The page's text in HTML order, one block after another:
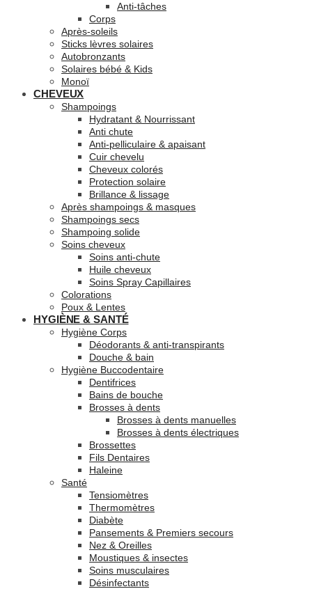
Anti-tâches
Corps
Après-soleils
Sticks lèvres solaires
Autobronzants
Solaires bébé & Kids
Monoï
CHEVEUX
Shampoings
Hydratant & Nourrissant
Anti chute
Anti-pelliculaire & apaisant
Cuir chevelu
Cheveux colorés
Protection solaire
Brillance & lissage
Après shampoings & masques
Shampoings secs
Shampoing solide
Soins cheveux
Soins anti-chute
Huile cheveux
Soins Spray Capillaires
Colorations
Poux & Lentes
HYGIÈNE & SANTÉ
Hygiène Corps
Déodorants & anti-transpirants
Douche & bain
Hygiène Buccodentaire
Dentifrices
Bains de bouche
Brosses à dents
Brosses à dents manuelles
Brosses à dents électriques
Brossettes
Fils Dentaires
Haleine
Santé
Tensiomètres
Thermomètres
Diabète
Pansements & Premiers secours
Nez & Oreilles
Moustiques & insectes
Soins musculaires
Désinfectants